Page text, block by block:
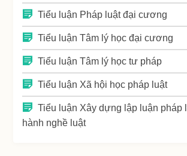
Tiểu luận Pháp luật đại cương
Tiểu luận Tâm lý học đại cương
Tiểu luận Tâm lý học tư pháp
Tiểu luận Xã hội học pháp luật
Tiểu luận Xây dựng lập luận pháp
hành nghề luật